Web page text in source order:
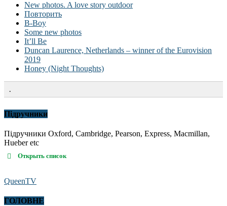
New photos. A love story outdoor
Повторить
B-Boy
Some new photos
It’ll Be
Duncan Laurence, Netherlands – winner of the Eurovision
2019
Honey (Night Thoughts)
.
Підручники
Підручники Oxford, Cambridge, Pearson, Express, Macmillan,
Hueber etc
Открыть список
QueenTV
ГОЛОВНЕ